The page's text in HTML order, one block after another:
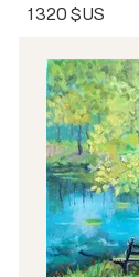
1 320 $US